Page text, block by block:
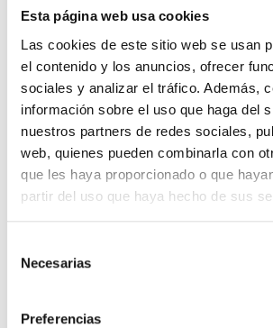
Esta página web usa cookies
Las cookies de este sitio web se usan
el contenido y los anuncios, ofrecer
sociales y analizar el tráfico. Además,
información sobre el uso que haga del
nuestros partners de redes sociales,
web, quienes pueden combinarla con
que les haya proporcionado o que
partir del uso que haya hecho de sus
Necesarias
Preferencias
de
entradas
selling en redes
sociales?
Categorías
#CashlogyContigo